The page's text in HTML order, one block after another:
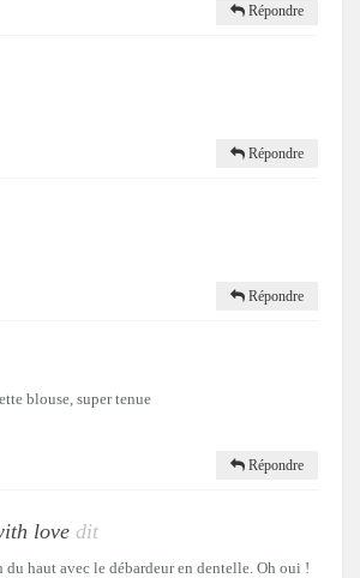
Répondre
Répondre
Répondre
blouse, super tenue
Répondre
love dit
du haut avec le débardeur en dentelle. Oh oui !